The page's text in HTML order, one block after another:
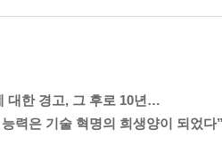
대한 경고, 그 후로 10년…
력은 기술 혁명의 희생양이 되었다